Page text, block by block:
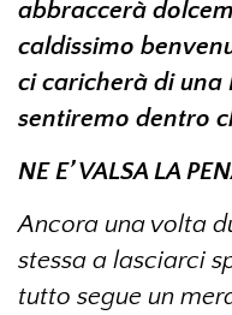
abbraccerà
caldissimo
ci caricherà di una
sentiremo dentro
NE E’ VALSA LA
Ancora una volta
stessa a lasciarci
tutto segue un